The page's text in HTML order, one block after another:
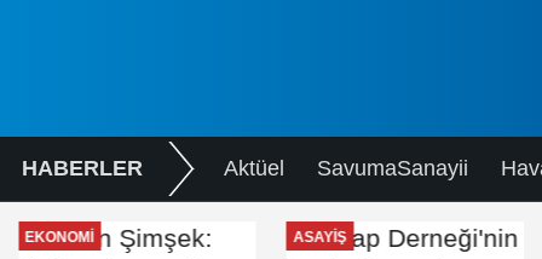
HABERLER Aktüel SavumaSanayii
EKONOMI ASAYIŞ